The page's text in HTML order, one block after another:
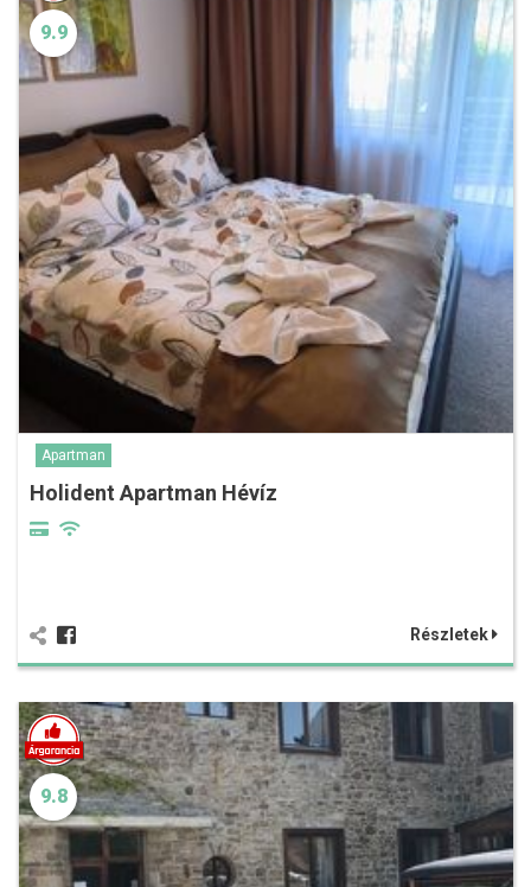
9.9
Apartman
Holident Apartman Hévíz
Részletek
9.8